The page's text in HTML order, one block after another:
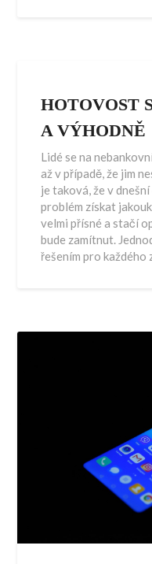
HOTOVOST
A VÝHODNĚ
Lidé se na
až v případě, že jim
je taková, že v
problém získat
velmi přísné a stačí
bude zamítnut.
řešením pro každého